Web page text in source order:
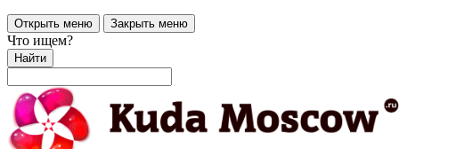
Открыть меню Закрыть меню
Что ищем?
Найти